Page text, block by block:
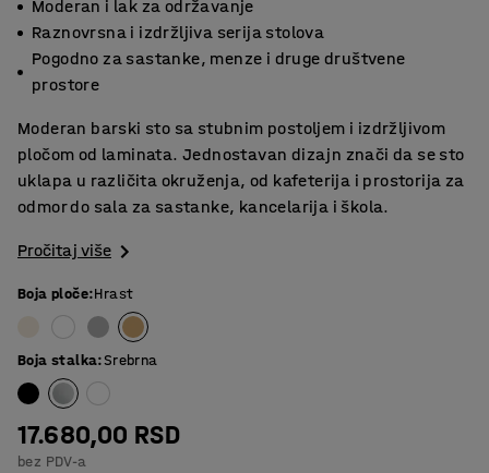
Moderan i lak za održavanje
Raznovrsna i izdržljiva serija stolova
Pogodno za sastanke, menze i druge društvene
prostore
Moderan barski sto sa stubnim postoljem i izdržljivom
pločom od laminata. Jednostavan dizajn znači da se sto
uklapa u različita okruženja, od kafeterija i prostorija za
odmor do sala za sastanke, kancelarija i škola.
Pročitaj više
Boja ploče:Hrast
Boja stalka:Srebrna
17.680,00 RSD
bez PDV-a